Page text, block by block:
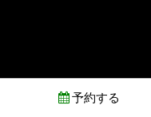
予約する